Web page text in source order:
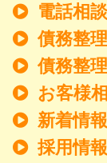
電話相
債務整
債務整
お客様
新着情報
採用情報